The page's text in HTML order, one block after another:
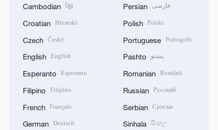
Cambodian ខ្មែរ
Croatian Hrvatski
Czech Český
English English
Esperanto Esperanto
Filipino Filipino
French Français
German Deutsch
Persian فارسی
Polish Polski
Portuguese Português
Pashto پښتو
Romanian Română
Russian Русский
Serbian Српски
Sinhala සිංහල